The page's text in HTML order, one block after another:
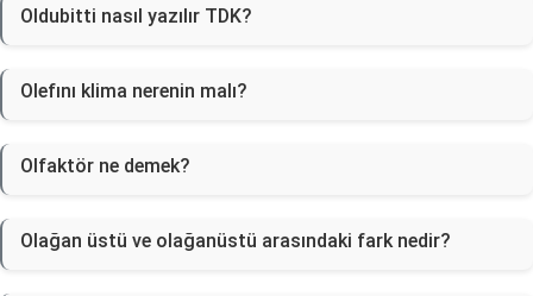
Oldubitti nasıl yazılır TDK?
Olefını klima nerenin malı?
Olfaktör ne demek?
Olağan üstü ve olağanüstü arasındaki fark nedir?